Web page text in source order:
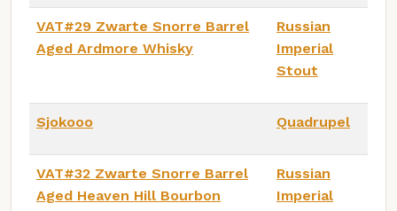
VAT#29 Zwarte Snorre Barrel
Aged Ardmore Whisky
Russian
Imperial
Stout
Sjokooo Quadrupel
VAT#32 Zwarte Snorre Barrel
Aged Heaven Hill Bourbon
Russian
Imperial